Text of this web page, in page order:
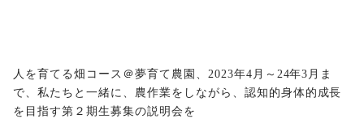
人を育てる畑コース＠夢育て農園、2023年4月～24年3月ま
で、私たちと一緒に、農作業をしながら、認知的身体的成長
を目指す第２期生募集の説明会を